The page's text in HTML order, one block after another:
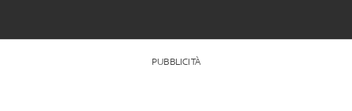
PUBBLICITÀ